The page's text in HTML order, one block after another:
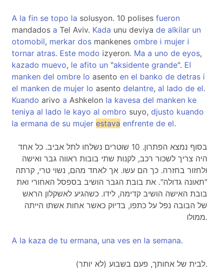
A la fin se topo la solusyon. 10 polises fueron
mandados a Tel Aviv. Kada unu deviya de alkilar un
otomobil, merkar dos mankenes ombre i mujer i
tornar atras. Este modo izyeron. Ma a uno de eyos,
kazado muevo, le afito un "aksidente grande". El
manken del ombre lo asento en el banko de detras i
el manken de mujer lo asento delantre, al lado de el.
Kuando arivo a Ashkelon la kavesa del manken ke
teniya al lado le kayo al ombro suyo, djusto kuando
la ermana de su mujer estava enfrente de el.
בסוף נמצא הפתרון. 10 שוטרים נשלחו לתל אביב. כל אחד
היה צריך לשכור רכב, לקנות שתי בובות ראווה גבר ואישה
ולחזור בחזרה. כך הם עשו. אך לאחד מהם, נשוי טרי, קרתה
"תאונה גדולה". את בובת הגבר הושיב בספסל האחורי ואת
בובת האישה הושיב קדימה, לידו. כשהגיע לאשקלון הראש
של הבובה נפל על כתפו, בדיוק כאשר אחות אשתו הייתה
ממולו.
A la kaza de tu ermana, una ves en la semana.
לבית של אחותך, פעם בשבוע (לא יותר).